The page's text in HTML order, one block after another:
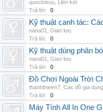
quoctrieuu Liên kết
Trả lời:
0
Kỹ thuật canh tác:
nana01
Giao lưu
Trả lời:
0
Kỹ thuật dùng phân
nana01
Giao lưu
Trả lời:
0
Đồ Chơi Ngoài Trời
thanhthieen7 Các đồ gia
Trả lời:
0
Máy Tính All In One